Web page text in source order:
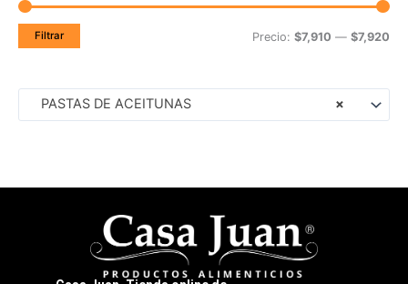
Filtrar Precio: $7,910 — $7,920
×
PASTAS DE ACEITUNAS